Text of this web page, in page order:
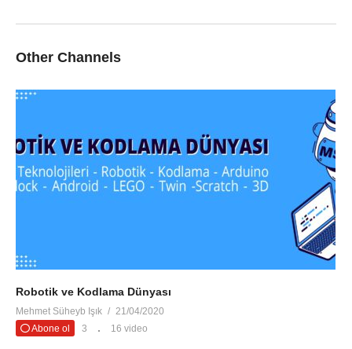
Other Channels
Robotik ve Kodlama Dünyası
Mehmet Süheyb Işık
21/04/2020
Abone ol
3 16 video